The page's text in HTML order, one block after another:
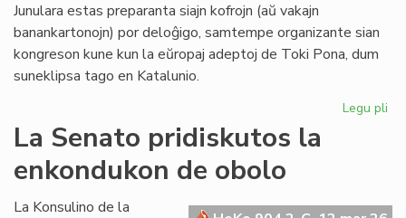
Junulara estas preparanta siajn kofrojn (aŭ vakajn
banankartonojn) por deloĝigo, samtempe organizante sian
kongreson kune kun la eŭropaj adeptoj de Toki Pona, dum
suneklipsa tago en Katalunio.
Legu pli
La Senato pridiskutos la
enkondukon de obolo
La Konsulino de la